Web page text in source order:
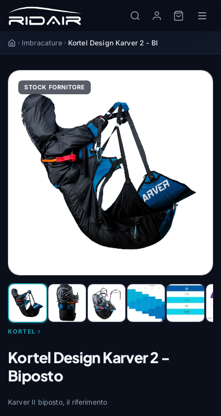
AccueilImbracature Kortel Design Karver 2 - BI
STOCK FORNITORE
KORTEL
Kortel Design Karver 2 -
Biposto
Karver II biposto, il riferimento